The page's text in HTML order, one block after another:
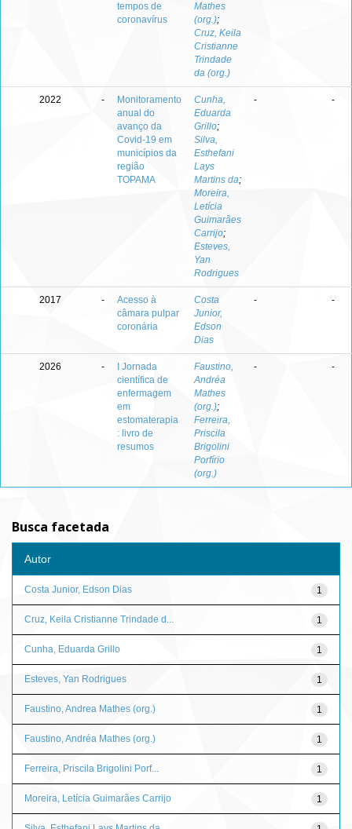
tempos de
coronavírus
Mathes
(org.);
Cruz, Keila
Cristianne
Trindade
da (org.)
2022 -
Monitoramento
anual do
avanço da
Covid-19 em
municípios da
região
TOPAMA
Cunha,
Eduarda
Grillo;
Silva,
Esthefani
Lays
Martins da;
Moreira,
Letícia
Guimarães
Carrijo;
Esteves,
Yan
Rodrigues
- -
2017 -
Acesso à
câmara pulpar
coronária
Costa
Junior,
Edson
Dias
- -
2026 -
I Jornada
científica de
enfermagem
em
estomaterapia
: livro de
resumos
Faustino,
Andréa
Mathes
(org.);
Ferreira,
Priscila
Brigolini
Porfírio
(org.)
- -
Busca facetada
Autor
1
Costa Junior, Edson Dias
1
Cruz, Keila Cristianne Trindade d...
1
Cunha, Eduarda Grillo
1
Esteves, Yan Rodrigues
1
Faustino, Andrea Mathes (org.)
1
Faustino, Andréa Mathes (org.)
1
Ferreira, Priscila Brigolini Porf...
1
Moreira, Letícia Guimarães Carrijo